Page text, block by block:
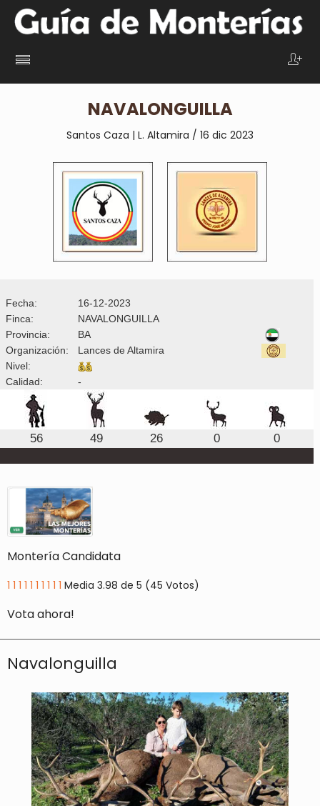
NAVALONGUILLA
Santos Caza | L. Altamira / 16 dic 2023
Fecha:
16-12-2023
Finca:
NAVALONGUILLA
Provincia:
BA
Organización:
Lances de Altamira
Nivel:
Calidad:
-
56 49 26 0 0
Montería Candidata
1 1 1 1 1 1 1 1 1 1 Media 3.98 de 5 (45 Votos)
Vota ahora!
Navalonguilla